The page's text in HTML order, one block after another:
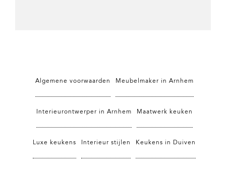
Algemene voorwaarden Meubelmaker in Arnhem
Interieurontwerper in Arnhem Maatwerk keuken
Luxe keukens Interieur stijlen Keukens in Duiven